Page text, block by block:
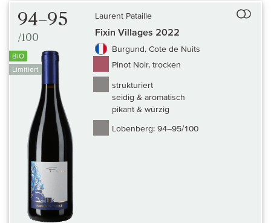
94–95
/100
BIO
Limitiert
Laurent Pataille
Auf
Fixin Villages 2022
Burgund, Cote de Nuits
Pinot Noir, trocken
strukturiert
seidig & aromatisch
pikant & würzig
Lobenberg: 94–95/100